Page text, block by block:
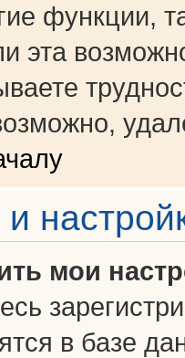
функции,
эта
мои
в базе